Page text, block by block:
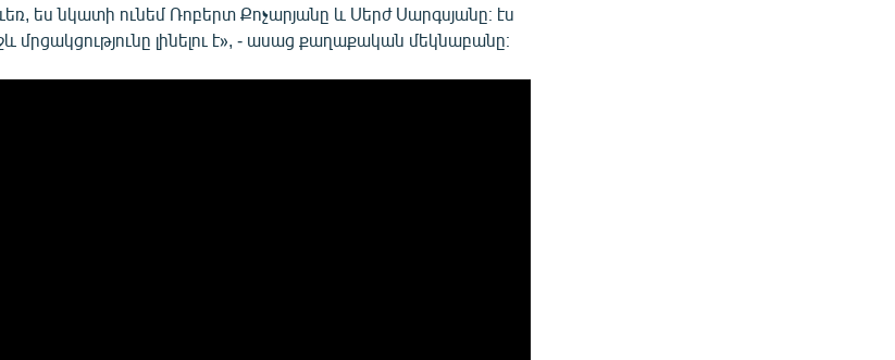
ես նկատի ունեմ Ռոբերտ Քոչարյանը և Սերժ Սարգսյանը։ էս
մրցակցությունը լինելու է», - ասաց քաղաքական մեկնաբանը։